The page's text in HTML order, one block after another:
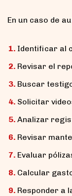
En un caso de
Identificar al
Revisar el
Buscar
Solicitar
Analizar
Revisar
Evaluar
Calcular
Responder a